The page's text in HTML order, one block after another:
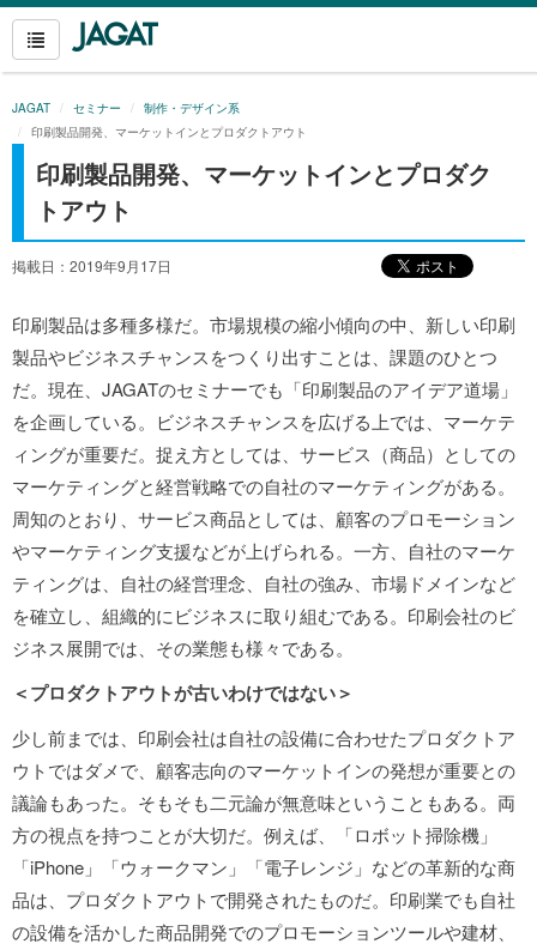
JAGAT セミナー
制作・デザイン系
印刷製品開発、マーケットインとプロダクトアウト
印刷製品開発、マーケットインとプロダク
トアウト
掲載日：2019年9月17日
印刷製品は多種多様だ。市場規模の縮小傾向の中、新しい印刷
製品やビジネスチャンスをつくり出すことは、課題のひとつ
だ。現在、JAGATのセミナーでも「印刷製品のアイデア道場」
を企画している。ビジネスチャンスを広げる上では、マーケテ
ィングが重要だ。捉え方としては、サービス（商品）としての
マーケティングと経営戦略での自社のマーケティングがある。
周知のとおり、サービス商品としては、顧客のプロモーション
やマーケティング支援などが上げられる。一方、自社のマーケ
ティングは、自社の経営理念、自社の強み、市場ドメインなど
を確立し、組織的にビジネスに取り組むである。印刷会社のビ
ジネス展開では、その業態も様々である。
＜プロダクトアウトが古いわけではない＞
少し前までは、印刷会社は自社の設備に合わせたプロダクトア
ウトではダメで、顧客志向のマーケットインの発想が重要との
議論もあった。そもそも二元論が無意味ということもある。両
方の視点を持つことが大切だ。例えば、「ロボット掃除機」
「iPhone」「ウォークマン」「電子レンジ」などの革新的な商
品は、プロダクトアウトで開発されたものだ。印刷業でも自社
の設備を活かした商品開発でのプロモーションツールや建材、